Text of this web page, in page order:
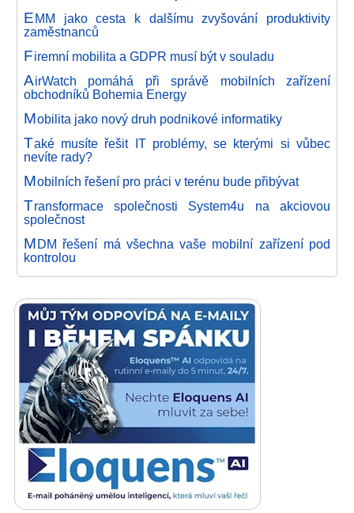
EMM jako cesta k dalšímu zvyšování produktivity
zaměstnanců
Firemní mobilita a GDPR musí být v souladu
AirWatch pomáhá při správě mobilních zařízení
obchodníků Bohemia Energy
Mobilita jako nový druh podnikové informatiky
Také musíte řešit IT problémy, se kterými si vůbec
nevíte rady?
Mobilních řešení pro práci v terénu bude přibývat
Transformace společnosti System4u na akciovou
společnost
MDM řešení má všechna vaše mobilní zařízení pod
kontrolou